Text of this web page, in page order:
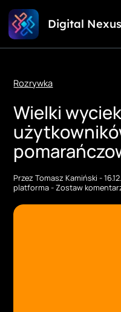
Przejdź
do
treści
Digital Nexus
Rozrywka
Wielki
PrzezTomasz Kamiński-
platforma-Zostaw